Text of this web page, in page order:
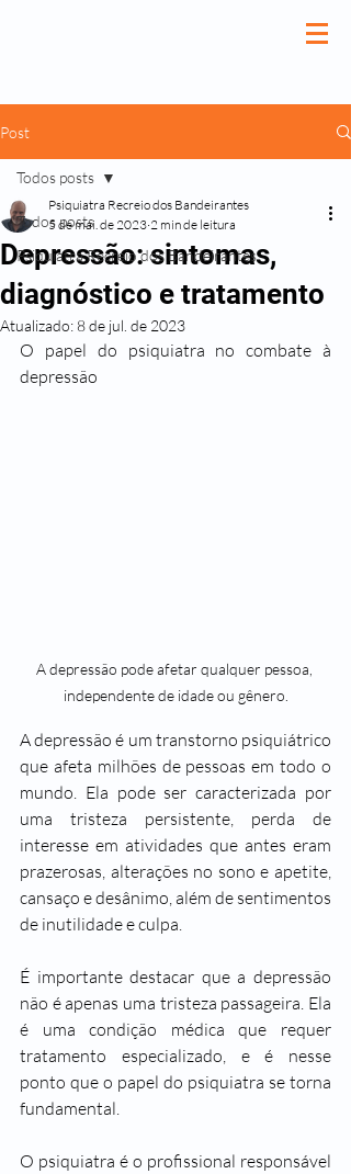
Fernando
Post
Todos posts
Psiquiatra Recreio dos Bandeirantes
Todos posts
Depressão: sintomas,
diagnóstico e tratamento
Psiquiatra Recreio dos Bandeirantes
5 de mai. de 2023 2 min de leitura
Atualizado:8 de jul. de 2023
O papel do psiquiatra no combate à
depressão
A depressão pode afetar qualquer pessoa,
independente de idade ou gênero.
A depressão é um transtorno psiquiátrico
que afeta milhões de pessoas em todo o
mundo. Ela pode ser caracterizada por
uma tristeza persistente, perda de
interesse em atividades que antes eram
prazerosas, alterações no sono e apetite,
cansaço e desânimo, além de sentimentos
de inutilidade e culpa.
É importante destacar que a depressão
não é apenas uma tristeza passageira. Ela
é uma condição médica que requer
tratamento especializado, e é nesse
ponto que o papel do psiquiatra se torna
fundamental.
O psiquiatra é o profissional responsável